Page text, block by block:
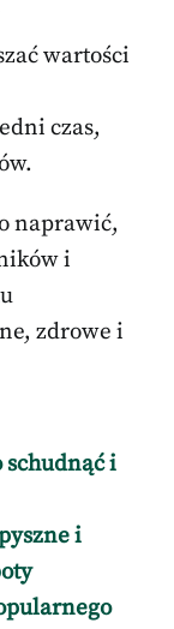
wartości
czas,
naprawić,
i
zdrowe i
schudnąć i
i